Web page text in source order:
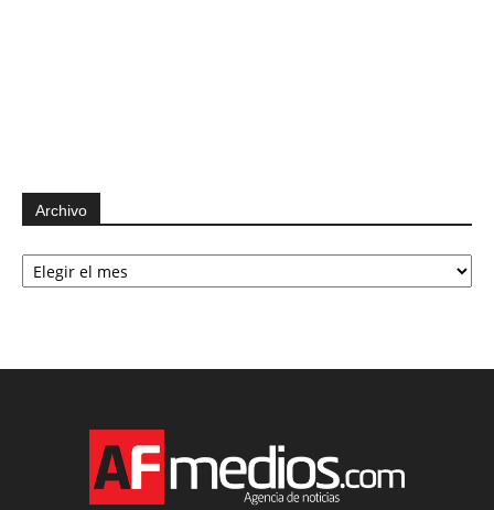
Archivo
Archivo